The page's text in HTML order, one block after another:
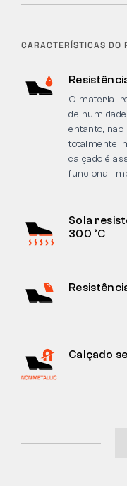
CARACTERÍSTICAS DO
O material
de
entanto,
totalmente
calçado é
funcional
Sola
300 °C
Calçado